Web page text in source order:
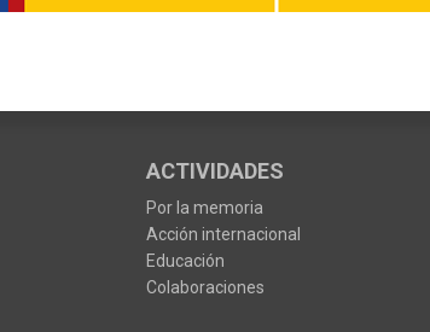
ACTIVIDADES
Por la memoria
Acción internacional
Educación
Colaboraciones